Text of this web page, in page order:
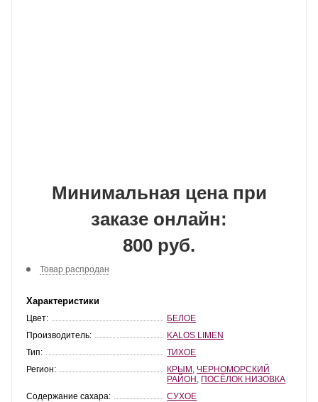
Минимальная цена при
заказе онлайн:
800 руб.
Товар распродан
Характеристики
Цвет:
БЕЛОЕ
Производитель:
KALOS LIMEN
Тип:
ТИХОЕ
Регион:
КРЫМ ЧЕРНОМОРСКИЙ
РАЙОН ПОСЁЛОК НИЗОВКА
Содержание сахара:
СУХОЕ